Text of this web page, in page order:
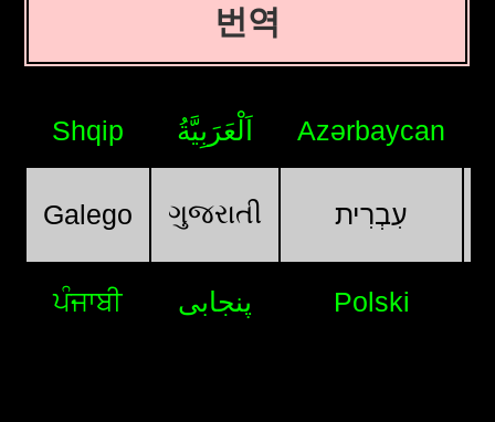
번역
Shqip اَلْعَرَبِيَّةُ Azərbaycan
Galego ગુજરાતી עִבְרִית
ਪੰਜਾਬੀ پنجابی Polski